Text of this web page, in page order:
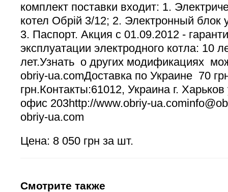
комплект поставки входит: 1.
котел Обрій 3/12; 2. Электронный блок
3. Паспорт. Акция с 01.09.2012 -
эксплуатации электродного котла: 10
лет.Узнать о других модификациях
obriy-ua.comДоставка по Украине 70
грн.Контакты:61012, Украина г.
офис 203http://www.obriy-
obriy-ua.com
Цена: 8 050 грн за шт.
Смотрите также